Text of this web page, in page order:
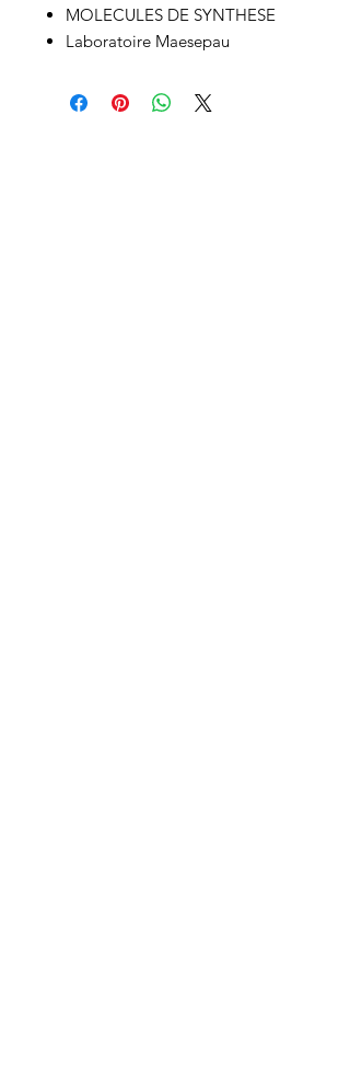
MOLECULES DE SYNTHESE
Laboratoire Maesepau